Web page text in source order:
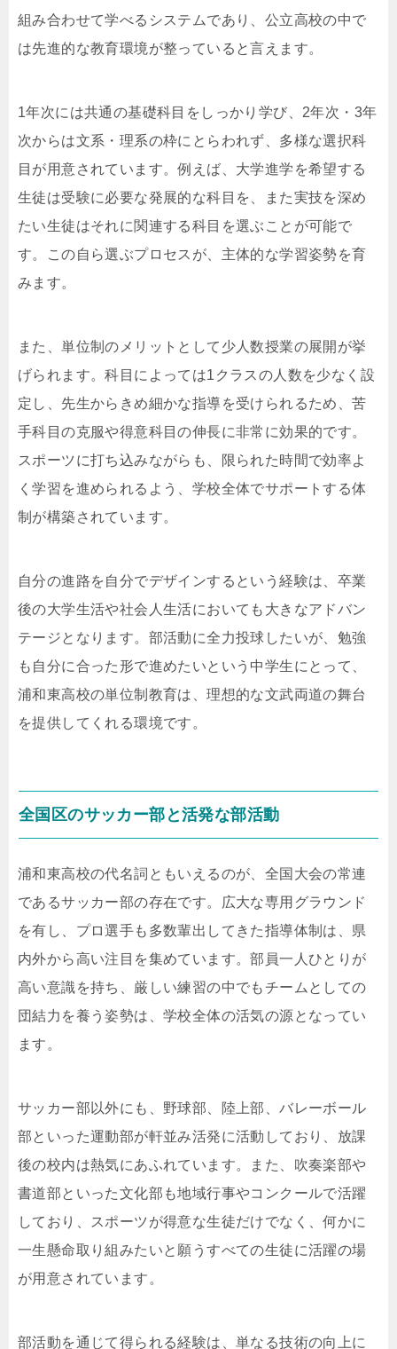
組み合わせて学べるシステムであり、公立高校の中で
は先進的な教育環境が整っていると言えます。
1年次には共通の基礎科目をしっかり学び、2年次・3年
次からは文系・理系の枠にとらわれず、多様な選択科
目が用意されています。例えば、大学進学を希望する
生徒は受験に必要な発展的な科目を、また実技を深め
たい生徒はそれに関連する科目を選ぶことが可能で
す。この自ら選ぶプロセスが、主体的な学習姿勢を育
みます。
また、単位制のメリットとして少人数授業の展開が挙
げられます。科目によっては1クラスの人数を少なく設
定し、先生からきめ細かな指導を受けられるため、苦
手科目の克服や得意科目の伸長に非常に効果的です。
スポーツに打ち込みながらも、限られた時間で効率よ
く学習を進められるよう、学校全体でサポートする体
制が構築されています。
自分の進路を自分でデザインするという経験は、卒業
後の大学生活や社会人生活においても大きなアドバン
テージとなります。部活動に全力投球したいが、勉強
も自分に合った形で進めたいという中学生にとって、
浦和東高校の単位制教育は、理想的な文武両道の舞台
を提供してくれる環境です。
全国区のサッカー部と活発な部活動
浦和東高校の代名詞ともいえるのが、全国大会の常連
であるサッカー部の存在です。広大な専用グラウンド
を有し、プロ選手も多数輩出してきた指導体制は、県
内外から高い注目を集めています。部員一人ひとりが
高い意識を持ち、厳しい練習の中でもチームとしての
団結力を養う姿勢は、学校全体の活気の源となってい
ます。
サッカー部以外にも、野球部、陸上部、バレーボール
部といった運動部が軒並み活発に活動しており、放課
後の校内は熱気にあふれています。また、吹奏楽部や
書道部といった文化部も地域行事やコンクールで活躍
しており、スポーツが得意な生徒だけでなく、何かに
一生懸命取り組みたいと願うすべての生徒に活躍の場
が用意されています。
部活動を通じて得られる経験は、単なる技術の向上に